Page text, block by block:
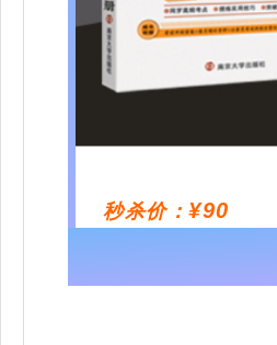
秒杀价： ¥90